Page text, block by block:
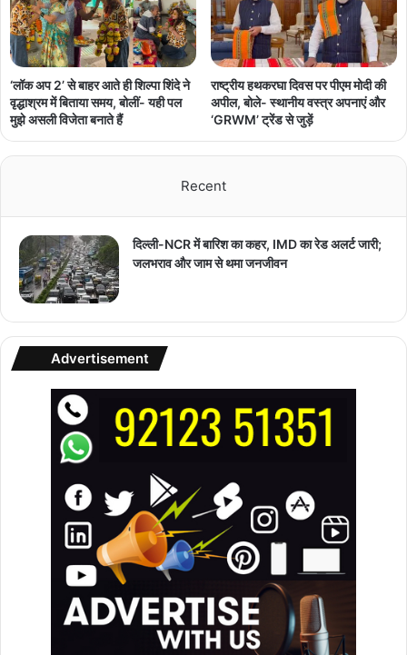
‘लॉक अप 2’ से बाहर आते ही शिल्पा शिंदे ने
वृद्धाश्रम में बिताया समय, बोलीं- यही पल
मुझे असली विजेता बनाते हैं
राष्ट्रीय हथकरघा दिवस पर पीएम मोदी की
अपील, बोले- स्थानीय वस्त्र अपनाएं और
‘GRWM’ ट्रेंड से जुड़ें
Recent
दिल्ली-NCR में बारिश का कहर, IMD का रेड अलर्ट जारी;
जलभराव और जाम से थमा जनजीवन
Advertisement